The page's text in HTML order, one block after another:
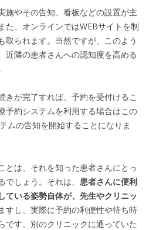
施やその告知、看板などの設置が主
た、オンラインではWEBサイトを制
取られます。当然ですが、このよう
近隣の患者さんへの認知度を高める
きが完了すれば、予約を受付けるこ
予約システムを利用する場合はこの
ムの告知を開始することになりま
とは、それを知った患者さんにとっ
しょう。それは、 患者さんに便利
ている姿勢自体が、先生やクリニッ
すし、実際に予約の利便性や待ち時
です。別のクリニックに通っていた